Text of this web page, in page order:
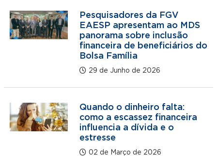
Pesquisadores da FGV
EAESP apresentam ao MDS
panorama sobre inclusão
financeira de beneficiários do
Bolsa Família
29 de Junho de 2026
Quando o dinheiro falta:
como a escassez financeira
influencia a dívida e o
estresse
02 de Março de 2026